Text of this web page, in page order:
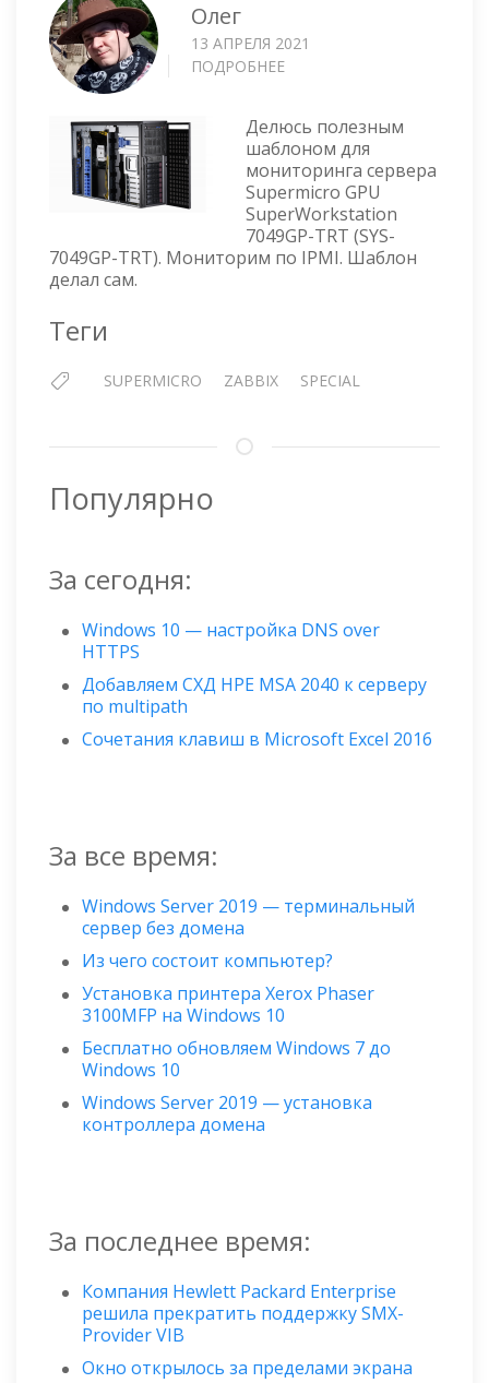
Олег
13 АПРЕЛЯ 2021
ПОДРОБНЕЕ
ДЛЯ
СЕРВЕРА
SUPERMICRO
GPU
SUPERWORKSTATION
7049GP-
Делюсь полезным
шаблоном для
мониторинга сервера
Supermicro GPU
SuperWorkstation
7049GP-TRT (SYS-
7049GP-TRT). Мониторим по IPMI. Шаблон
делал сам.
Теги
SUPERMICRO ZABBIX SPECIAL
Популярно
За сегодня:
Windows 10 — настройка DNS over
HTTPS
Добавляем СХД HPE MSA 2040 к серверу
по multipath
Сочетания клавиш в Microsoft Excel 2016
За все время:
Windows Server 2019 — терминальный
сервер без домена
Из чего состоит компьютер?
Установка принтера Xerox Phaser
3100MFP на Windows 10
Бесплатно обновляем Windows 7 до
Windows 10
Windows Server 2019 — установка
контроллера домена
За последнее время:
Компания Hewlett Packard Enterprise
решила прекратить поддержку SMX-
Provider VIB
Окно открылось за пределами экрана